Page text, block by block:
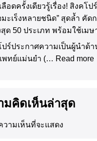
ลือดครั้งเดียวรู้เรื่อง! สิงคโป
มะเร็งหลายชนิด” สุดล้ำ คัด
ด 50 ประเภท พร้อมใช้เมษ
ปร์ประกาศความเป็นผู้นำด้
พทย์แม่นยำ (… Read more
มคิดเห็นล่าสุด
วามเห็นที่จะแสดง